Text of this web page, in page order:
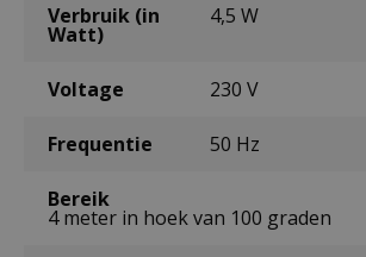
Verbruik (in
Watt)
4,5 W
Voltage 230 V
Frequentie 50 Hz
Bereik
4 meter in hoek van 100 graden